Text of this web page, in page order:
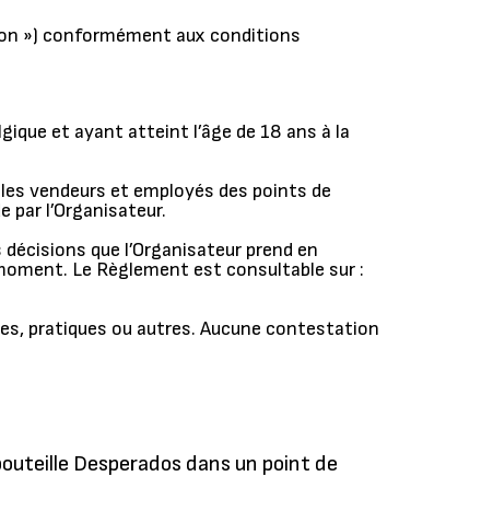
») conformément aux conditions
et ayant atteint l’âge de 18 ans à la
vendeurs et employés des points de
l’Organisateur.
que l’Organisateur prend en
Le Règlement est consultable sur :
pratiques ou autres. Aucune contestation
Desperados dans un point de